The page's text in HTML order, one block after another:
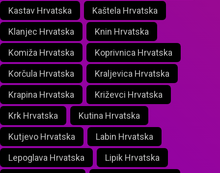
Kastav Hrvatska Kaštela Hrvatska
Klanjec Hrvatska Knin Hrvatska
Komiža Hrvatska Koprivnica Hrvatska
Korčula Hrvatska Kraljevica Hrvatska
Krapina Hrvatska Križevci Hrvatska
Krk Hrvatska Kutina Hrvatska
Kutjevo Hrvatska Labin Hrvatska
Lepoglava Hrvatska Lipik Hrvatska